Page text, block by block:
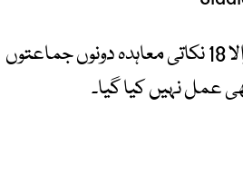
انہوں نے کہا کہ مارچ 2022ء میں پیپلز پارٹی کے ساتھ ہونے والا 18 نکاتی معاہدہ دونوں جماعتوں
عمل نہیں کیا گیا۔